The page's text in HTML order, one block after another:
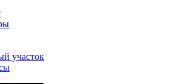
участок